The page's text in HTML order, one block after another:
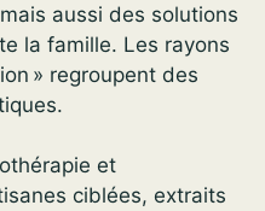
aussi des solutions
la famille. Les rayons
» regroupent des
et
ciblées, extraits